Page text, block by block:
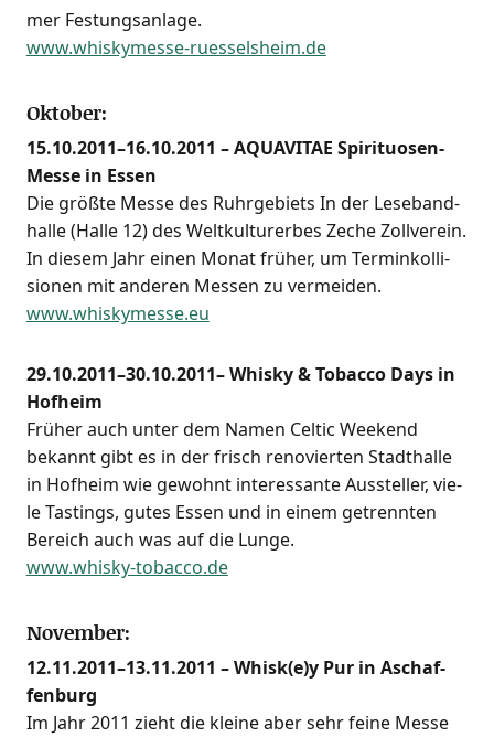
mer Fes­tungs­an­la­ge.
www.whiskymesse-ruesselsheim.de
Oktober:
15.10.2011–16.10.2011 – AQUAVITAE Spi­ri­tuo­sen-
Mes­se in Essen
Die größ­te Mes­se des Ruhr­ge­biets In der Lese­band­
hal­le (Hal­le 12) des Welt­kul­tur­er­bes Zeche Zoll­ver­ein.
In die­sem Jahr einen Monat frü­her, um Ter­min­kol­li­
sio­nen mit ande­ren Mes­sen zu ver­mei­den.
www.whiskymesse.eu
29.10.2011–30.10.2011– Whis­ky & Tob­ac­co Days in
Hof­heim
Frü­her auch unter dem Namen Cel­tic Weekend
bekannt gibt es in der frisch reno­vier­ten Stadt­hal­le
in Hof­heim wie gewohnt inter­es­san­te Aus­stel­ler, vie­
le Tastings, gutes Essen und in einem getrenn­ten
Bereich auch was auf die Lun­ge.
www.whisky-tobacco.de
November:
12.11.2011–13.11.2011 – Whisk(e)y Pur in Aschaf­
fen­burg
Im Jahr 2011 zieht die klei­ne aber sehr fei­ne Mes­se